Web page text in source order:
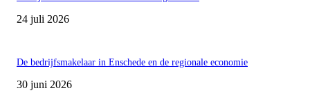
24 juli 2026
De bedrijfsmakelaar in Enschede en de regionale economie
30 juni 2026